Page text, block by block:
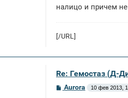
налицо и причем
[/URL]
Re: Гемостаз (Д-
С
Aurora 10 фев 2013,